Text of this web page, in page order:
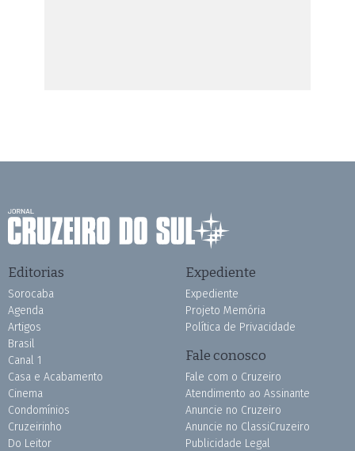
Editorias
Sorocaba
Agenda
Artigos
Brasil
Canal 1
Casa e Acabamento
Cinema
Condomínios
Cruzeirinho
Do Leitor
Expediente
Expediente
Projeto Memória
Política de Privacidade
Fale conosco
Fale com o Cruzeiro
Atendimento ao Assinante
Anuncie no Cruzeiro
Anuncie no ClassiCruzeiro
Publicidade Legal